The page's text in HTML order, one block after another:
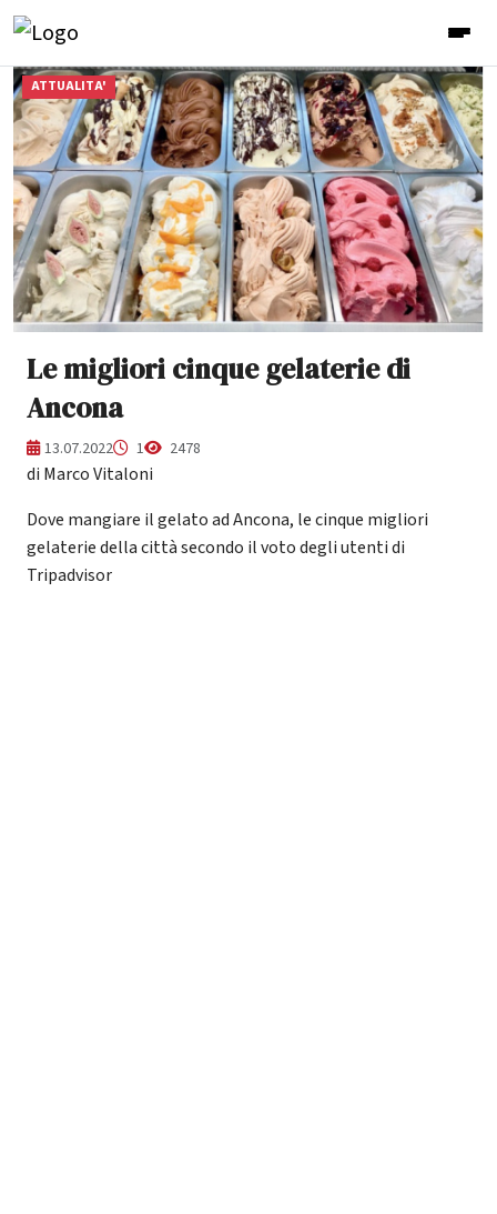
ATTUALITA'
Le migliori cinque gelaterie di
Ancona
13.07.2022 1 2478
di Marco Vitaloni
Dove mangiare il gelato ad Ancona, le cinque migliori
gelaterie della città secondo il voto degli utenti di
Tripadvisor